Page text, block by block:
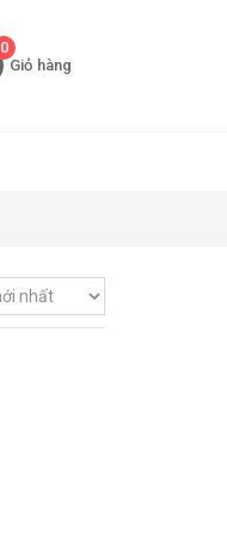
0
Giỏ hàng